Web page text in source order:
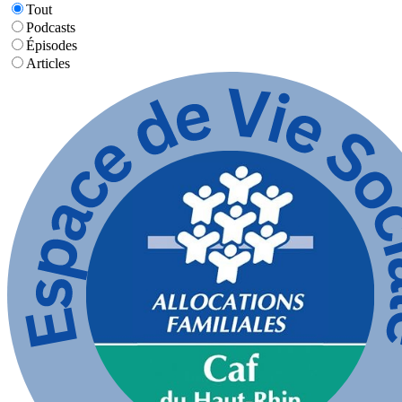
Tout
Podcasts
Épisodes
Articles